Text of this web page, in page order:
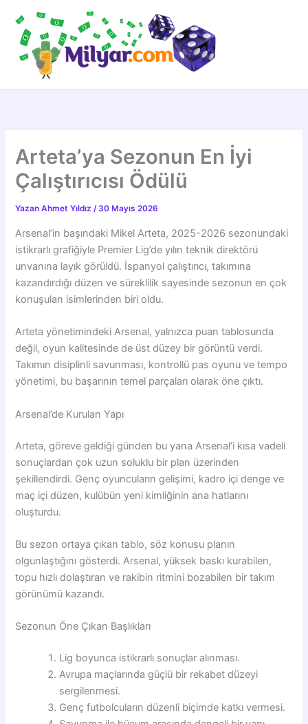
atla
Arteta’ya Sezonun En İyi
Çalıştırıcısı Ödülü
Yazan Ahmet Yıldız/ 30 Mayıs 2026
Arsenal’in başındaki Mikel Arteta, 2025-2026 sezonundaki
istikrarlı grafiğiyle Premier Lig’de yılın teknik direktörü
unvanına layık görüldü. İspanyol çalıştırıcı, takımına
kazandırdığı düzen ve süreklilik sayesinde sezonun en çok
konuşulan isimlerinden biri oldu.
Arteta yönetimindeki Arsenal, yalnızca puan tablosunda
değil, oyun kalitesinde de üst düzey bir görüntü verdi.
Takımın disiplinli savunması, kontrollü pas oyunu ve tempo
yönetimi, bu başarının temel parçaları olarak öne çıktı.
Arsenal’de Kurulan Yapı
Arteta, göreve geldiği günden bu yana Arsenal’i kısa vadeli
sonuçlardan çok uzun soluklu bir plan üzerinden
şekillendirdi. Genç oyuncuların gelişimi, kadro içi denge ve
maç içi düzen, kulübün yeni kimliğinin ana hatlarını
oluşturdu.
Bu sezon ortaya çıkan tablo, söz konusu planın
olgunlaştığını gösterdi. Arsenal, yüksek baskı kurabilen,
topu hızlı dolaştıran ve rakibin ritmini bozabilen bir takım
görünümü kazandı.
Sezonun Öne Çıkan Başlıkları
Lig boyunca istikrarlı sonuçlar alınması.
Avrupa maçlarında güçlü bir rekabet düzeyi
sergilenmesi.
Genç futbolcuların düzenli biçimde katkı vermesi.